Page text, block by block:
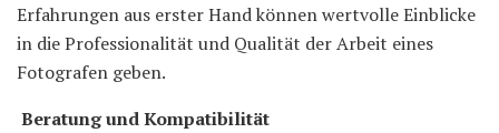
Erfahrungen aus erster Hand können wertvolle Einblicke
in die Professionalität und Qualität der Arbeit eines
Fotografen geben.
Beratung und Kompatibilität